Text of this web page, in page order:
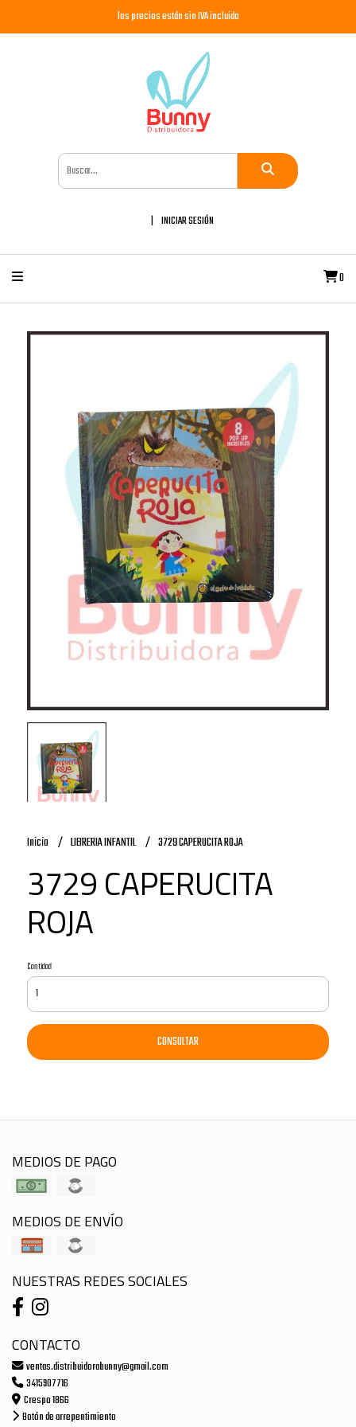
los precios están sin IVA incluido
INICIAR SESIÓN
0
Inicio LIBRERIA INFANTIL 3729 CAPERUCITA ROJA
3729 CAPERUCITA
ROJA
Cantidad
CONSULTAR
MEDIOS DE PAGO
MEDIOS DE ENVÍO
NUESTRAS REDES SOCIALES
CONTACTO
ventas.distribuidorabunny@gmail.com
3415907716
Crespo 1866
Botón de arrepentimiento